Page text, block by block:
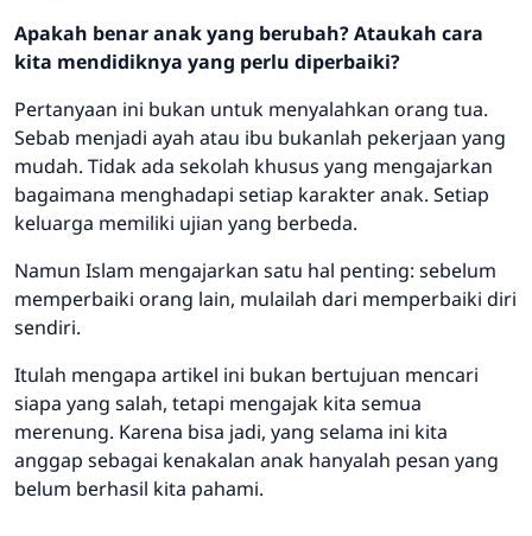
Apakah benar anak yang berubah? Ataukah cara
kita mendidiknya yang perlu diperbaiki?
Pertanyaan ini bukan untuk menyalahkan orang tua.
Sebab menjadi ayah atau ibu bukanlah pekerjaan yang
mudah. Tidak ada sekolah khusus yang mengajarkan
bagaimana menghadapi setiap karakter anak. Setiap
keluarga memiliki ujian yang berbeda.
Namun Islam mengajarkan satu hal penting: sebelum
memperbaiki orang lain, mulailah dari memperbaiki diri
sendiri.
Itulah mengapa artikel ini bukan bertujuan mencari
siapa yang salah, tetapi mengajak kita semua
merenung. Karena bisa jadi, yang selama ini kita
anggap sebagai kenakalan anak hanyalah pesan yang
belum berhasil kita pahami.